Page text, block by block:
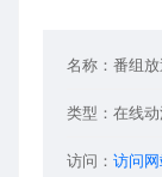
名称： 番组放
类型： 在线动
访问： 访问